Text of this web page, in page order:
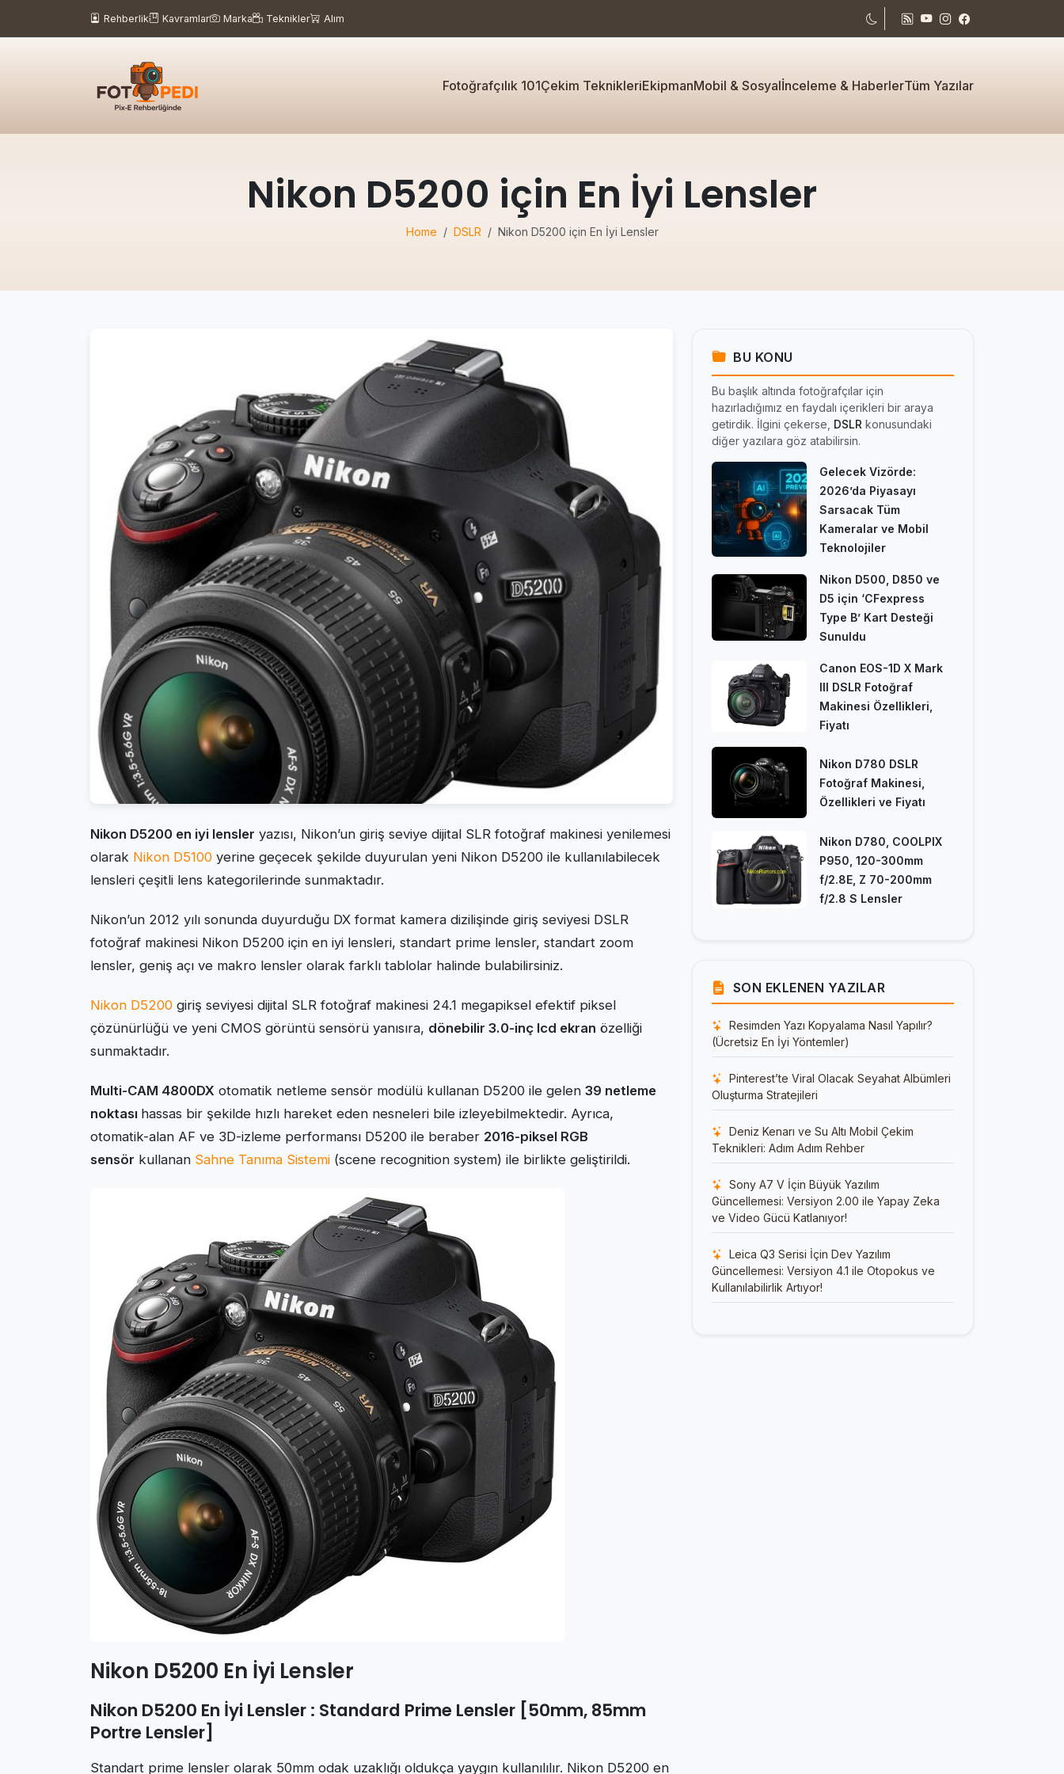
Rehberlik Kavramlar Marka Teknikler Alım
Fotoğrafçılık 101Çekim TeknikleriEkipmanMobil & Sosyalİnceleme & HaberlerTüm Yazılar
Nikon D5200 için En İyi Lensler
Home DSLR Nikon D5200 için En İyi Lensler
Nikon D5200 en iyi lensler yazısı, Nikon’un giriş seviye dijital SLR fotoğraf makinesi yenilemesi
olarak Nikon D5100 yerine geçecek şekilde duyurulan yeni Nikon D5200 ile kullanılabilecek
lensleri çeşitli lens kategorilerinde sunmaktadır.
Nikon’un 2012 yılı sonunda duyurduğu DX format kamera dizilişinde giriş seviyesi DSLR
fotoğraf makinesi Nikon D5200 için en iyi lensleri, standart prime lensler, standart zoom
lensler, geniş açı ve makro lensler olarak farklı tablolar halinde bulabilirsiniz.
Nikon D5200 giriş seviyesi dijital SLR fotoğraf makinesi 24.1 megapiksel efektif piksel
çözünürlüğü ve yeni CMOS görüntü sensörü yanısıra, dönebilir 3.0-inç lcd ekran özelliği
sunmaktadır.
Multi-CAM 4800DX otomatik netleme sensör modülü kullanan D5200 ile gelen 39 netleme
noktası hassas bir şekilde hızlı hareket eden nesneleri bile izleyebilmektedir. Ayrıca,
otomatik-alan AF ve 3D-izleme performansı D5200 ile beraber 2016-piksel RGB
sensör kullanan Sahne Tanıma Sistemi (scene recognition system) ile birlikte geliştirildi.
Nikon D5200 En İyi Lensler
Nikon D5200 En İyi Lensler : Standard Prime Lensler [50mm, 85mm
Portre Lensler]
Standart prime lensler olarak 50mm odak uzaklığı oldukça yaygın kullanılılır. Nikon D5200 en
BU KONU
Bu başlık altında fotoğrafçılar için
hazırladığımız en faydalı içerikleri bir araya
getirdik. İlgini çekerse, DSLR konusundaki
diğer yazılara göz atabilirsin.
Gelecek Vizörde:
2026’da Piyasayı
Sarsacak Tüm
Kameralar ve Mobil
Teknolojiler
Nikon D500, D850 ve
D5 için ‘CFexpress
Type B’ Kart Desteği
Sunuldu
Canon EOS-1D X Mark
III DSLR Fotoğraf
Makinesi Özellikleri,
Fiyatı
Nikon D780 DSLR
Fotoğraf Makinesi,
Özellikleri ve Fiyatı
Nikon D780, COOLPIX
P950, 120-300mm
f/2.8E, Z 70-200mm
f/2.8 S Lensler
SON EKLENEN YAZILAR
Resimden Yazı Kopyalama Nasıl Yapılır?
(Ücretsiz En İyi Yöntemler)
Pinterest’te Viral Olacak Seyahat Albümleri
Oluşturma Stratejileri
Deniz Kenarı ve Su Altı Mobil Çekim
Teknikleri: Adım Adım Rehber
Sony A7 V İçin Büyük Yazılım
Güncellemesi: Versiyon 2.00 ile Yapay Zeka
ve Video Gücü Katlanıyor!
Leica Q3 Serisi İçin Dev Yazılım
Güncellemesi: Versiyon 4.1 ile Otopokus ve
Kullanılabilirlik Artıyor!